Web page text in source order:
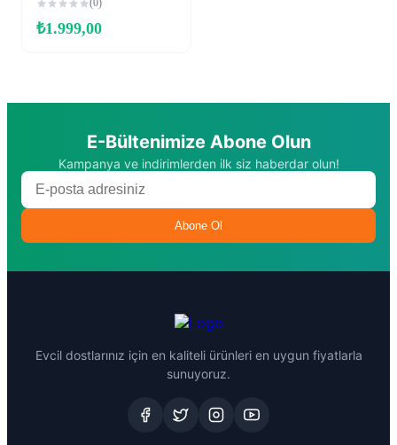
(0)
₺1.999,00
E-Bültenimize Abone Olun
Kampanya ve indirimlerden ilk siz haberdar olun!
Abone Ol
Evcil dostlarınız için en kaliteli ürünleri en uygun fiyatlarla
sunuyoruz.